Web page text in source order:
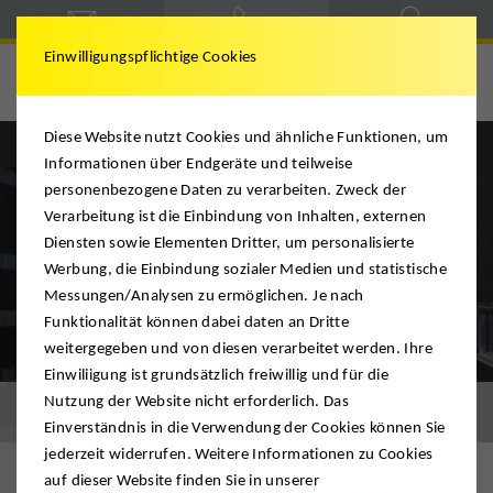
Europa
Einwilligungspflichtige Cookies
Diese Website nutzt Cookies und ähnliche Funktionen, um
Informationen über Endgeräte und teilweise
personenbezogene Daten zu verarbeiten. Zweck der
Verarbeitung ist die Einbindung von Inhalten, externen
Diensten sowie Elementen Dritter, um personalisierte
Werbung, die Einbindung sozialer Medien und statistische
Messungen/Analysen zu ermöglichen. Je nach
Funktionalität können dabei daten an Dritte
weitergegeben und von diesen verarbeitet werden. Ihre
Einwiliigung ist grundsätzlich freiwillig und für die
Nutzung der Website nicht erforderlich. Das
Einverständnis in die Verwendung der Cookies können Sie
jederzeit widerrufen. Weitere Informationen zu Cookies
auf dieser Website finden Sie in unserer